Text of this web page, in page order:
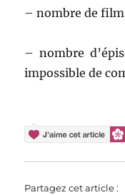
– nombre de
– nombre
impossible de
Partagez cet article :